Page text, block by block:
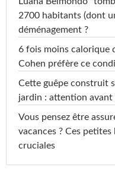
2700 habitants (dont
déménagement ?
6 fois moins calorique
Cohen préfère ce
Cette guêpe construit
jardin : attention avant
Vous pensez être
vacances ? Ces
cruciales